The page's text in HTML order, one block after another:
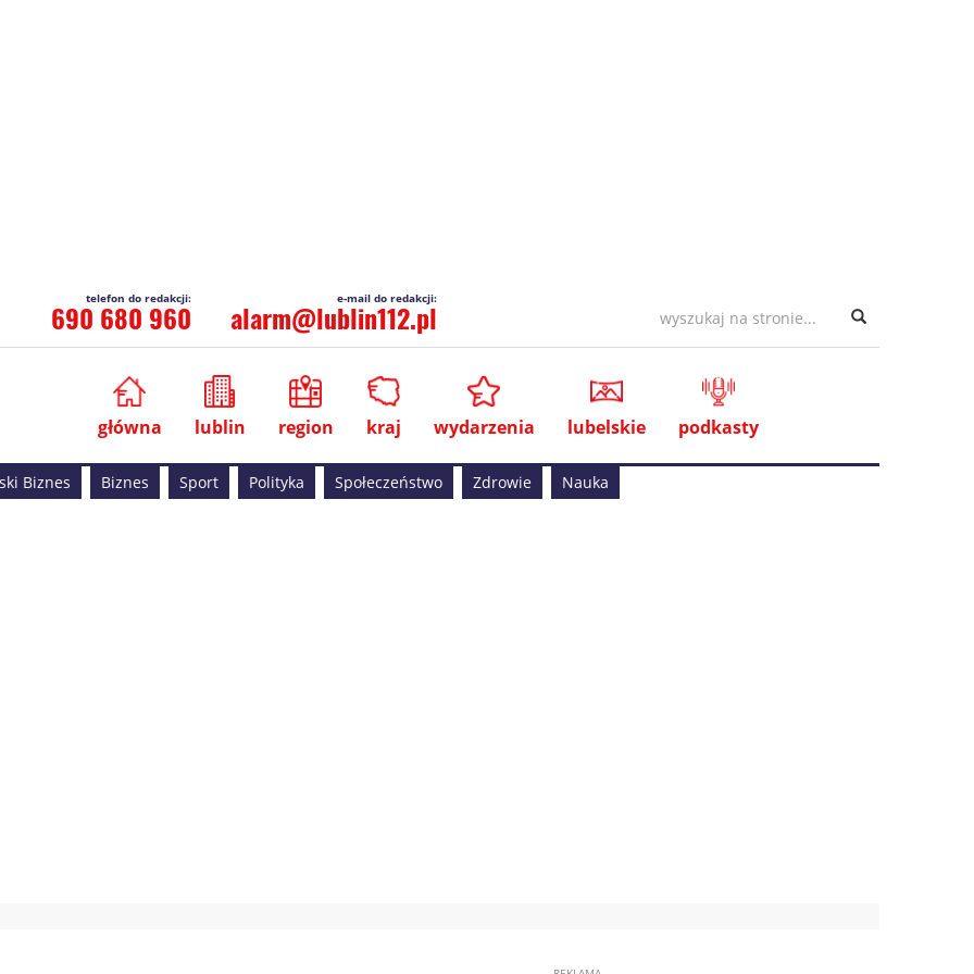
690 680 960 alarm@lublin112.pl
główna lublin region kraj wydarzenia lubelskie podkasty
Biznes Biznes Sport Polityka Społeczeństwo Zdrowie Nauka